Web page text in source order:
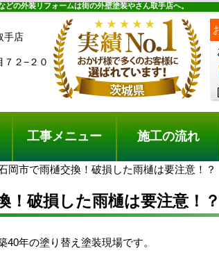
の外装リフォームは街の外壁塗装やさん取手店へ。
手店
７２−２０
料金プラン 無料点検
工事メニュー 施工の流れ
岡市で雨樋交換！破損した雨樋は要注意！？
！破損した雨樋は要注意！？
年の塗り替え塗装現場です。